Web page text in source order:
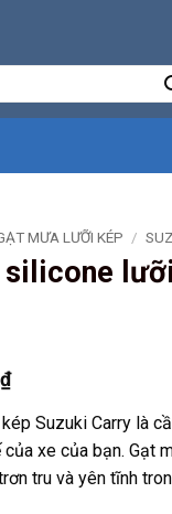
MƯA LƯỠI KÉP /
₫Giá
hiện
tại
là:
240.000 ₫.
Suzuki Carry là
xe của bạn. Gạt
tru và yên tĩnh